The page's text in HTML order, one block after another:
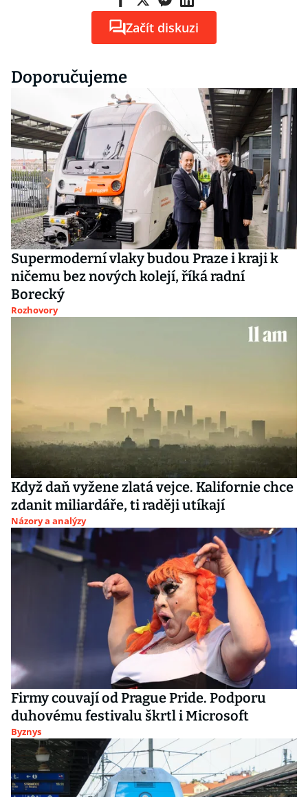
Začít diskuzi
Doporučujeme
Supermoderní vlaky budou Praze i kraji k
ničemu bez nových kolejí, říká radní
Borecký
Rozhovory
Když daň vyžene zlatá vejce. Kalifornie chce
zdanit miliardáře, ti raději utíkají
Názory a analýzy
Firmy couvají od Prague Pride. Podporu
duhovému festivalu škrtl i Microsoft
Byznys